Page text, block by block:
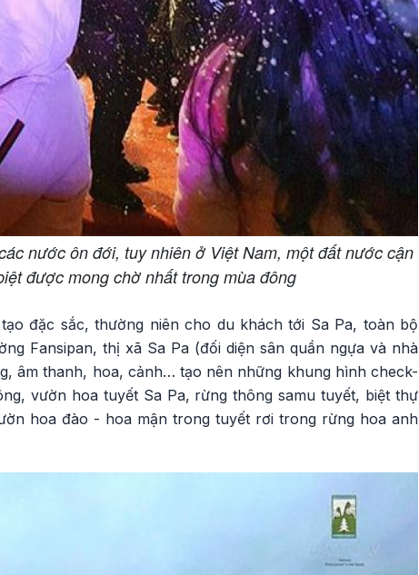
nước ôn đới, tuy nhiên ở Việt Nam, một đất nước cận
được mong chờ nhất trong mùa đông
đặc sắc, thường niên cho du khách tới Sa Pa, toàn bộ
Fansipan, thị xã Sa Pa (đối diện sân quần ngựa và nhà
âm thanh, hoa, cảnh… tạo nên những khung hình check-
vườn hoa tuyết Sa Pa, rừng thông samu tuyết, biệt thự
hoa đào - hoa mận trong tuyết rơi trong rừng hoa anh